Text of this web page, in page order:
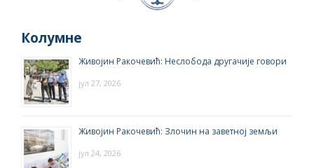
Колумне
Живојин Ракочевић: Неслобода другачије говори
јул 27, 2026
Живојин Ракочевић: Злочин на заветној земљи
јул 24, 2026